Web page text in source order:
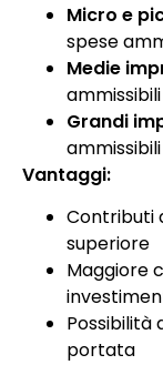
Micro e
spese
Medie
ammissibili
Grandi
ammissibili
Vantaggi:
Contributi
superiore
Maggiore
Possibilità
portata